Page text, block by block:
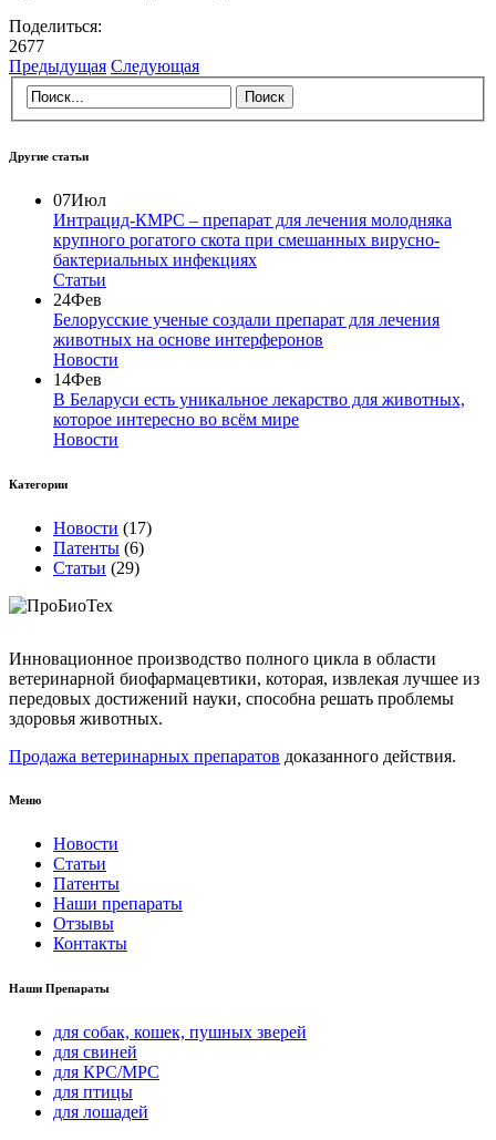
Поделиться:
2677
Предыдущая Следующая
Другие статьи
07Июл
Интрацид-КМРС – препарат для лечения молодняка
крупного рогатого скота при смешанных вирусно-
бактериальных инфекциях
Статьи
24Фев
Белорусские ученые создали препарат для лечения
животных на основе интерферонов
Новости
14Фев
В Беларуси есть уникальное лекарство для животных,
которое интересно во всём мире
Новости
Категории
Новости (17)
Патенты (6)
Статьи (29)
Инновационное производство полного цикла в области
ветеринарной биофармацевтики, которая, извлекая лучшее из
передовых достижений науки, способна решать проблемы
здоровья животных.
Продажа ветеринарных препаратов доказанного действия.
Меню
Новости
Статьи
Патенты
Наши препараты
Отзывы
Контакты
Наши Препараты
для собак, кошек, пушных зверей
для свиней
для КРС/МРС
для птицы
для лошадей